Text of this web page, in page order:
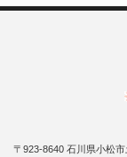
〒923-8640 石川県小松